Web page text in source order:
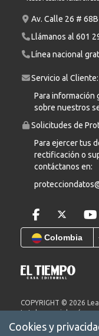
Av. Calle 26 #
Llámanos al 601
Línea nacional
Servicio al Cliente:
Para información
sobre nuestros
Solicitudes de
Para ejercer tus
rectificación o
contáctanos en:
Colombia
COPYRIGHT © 2026
total o parcial, así
autorización escrita
Leadearsearch S.A.S.
Cookies y